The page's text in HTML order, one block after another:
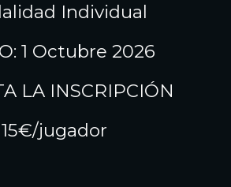
Individual
1 Octubre 2026
LA INSCRIPCIÓN
15€/jugador